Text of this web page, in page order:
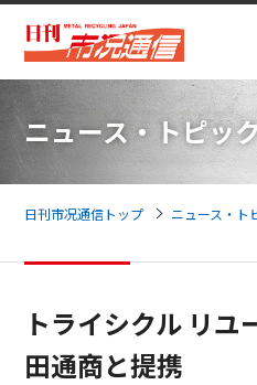
ニュース・トピッ
日刊市况通信トップ ニュース・ト
トライシクル リユ
田通商と提携